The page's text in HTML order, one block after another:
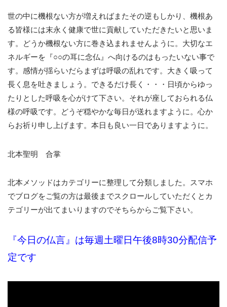
世の中に機根ない方が増えればまたその逆もしかり、機根あ
る皆様には末永く健康で世に貢献していただきたいと思いま
す。どうか機根ない方に巻き込まれませんように。大切なエ
ネルギーを『○○の耳に念仏』へ向けるのはもったいない事で
す。感情が揺らいだらまずは呼吸の乱れです。大きく吸って
長く息を吐きましょう。できるだけ長く・・・日頃からゆっ
たりとした呼吸を心がけて下さい。それが座しておられる仏
様の呼吸です。どうぞ穏やかな毎日が送れますように。心か
らお祈り申し上げます。本日も良い一日でありますように。
北本聖明 合掌
北本メソッドはカテゴリーに整理して分類しました。スマホ
でブログをご覧の方は最後までスクロールしていただくとカ
テゴリーが出てまいりますのでそちらからご覧下さい。
『今日の仏言』は毎週土曜日午後8時30分配信予
定です